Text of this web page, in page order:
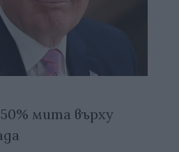
мита върху